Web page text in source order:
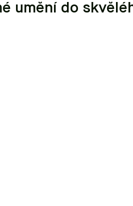
umění do